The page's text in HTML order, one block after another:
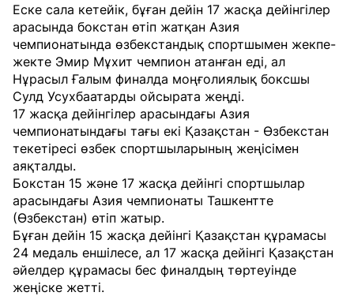
Еске сала кетейік, бұған дейін 17 жасқа дейінгілер
арасында бокстан өтіп жатқан Азия
чемпионатында өзбекстандық спортшымен жекпе-
жекте Эмир Мұхит чемпион атанған еді, ал
Нұрасыл Ғалым финалда моңғолиялық боксшы
Сулд Усухбаатарды ойсырата жеңді.
17 жасқа дейінгілер арасындағы Азия
чемпионатындағы тағы екі Қазақстан - Өзбекстан
текетіресі өзбек спортшыларының жеңісімен
аяқталды.
Бокстан 15 және 17 жасқа дейінгі спортшылар
арасындағы Азия чемпионаты Ташкентте
(Өзбекстан) өтіп жатыр.
Бұған дейін 15 жасқа дейінгі Қазақстан құрамасы
24 медаль еншілесе, ал 17 жасқа дейінгі Қазақстан
әйелдер құрамасы бес финалдың төртеуінде
жеңіске жетті.